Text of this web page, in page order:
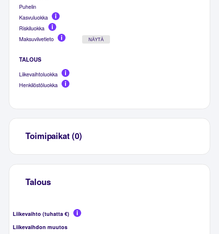
Puhelin
Kasvuluokka
Riskiluokka
Maksuviivetieto
NÄYTÄ
TALOUS
Liikevaihtoluokka
Henkilöstöluokka
Toimipaikat (0)
Talous
Liikevaihto (tuhatta €)
Liikevaihdon muutos